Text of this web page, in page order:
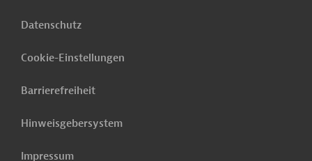
Datenschutz
Cookie-Einstellungen
Barrierefreiheit
Hinweisgebersystem
Impressum